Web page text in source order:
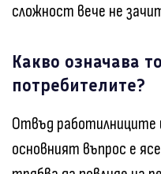
сложност вече не
Какво означава
потребителите?
Отвъд
основният въпрос е